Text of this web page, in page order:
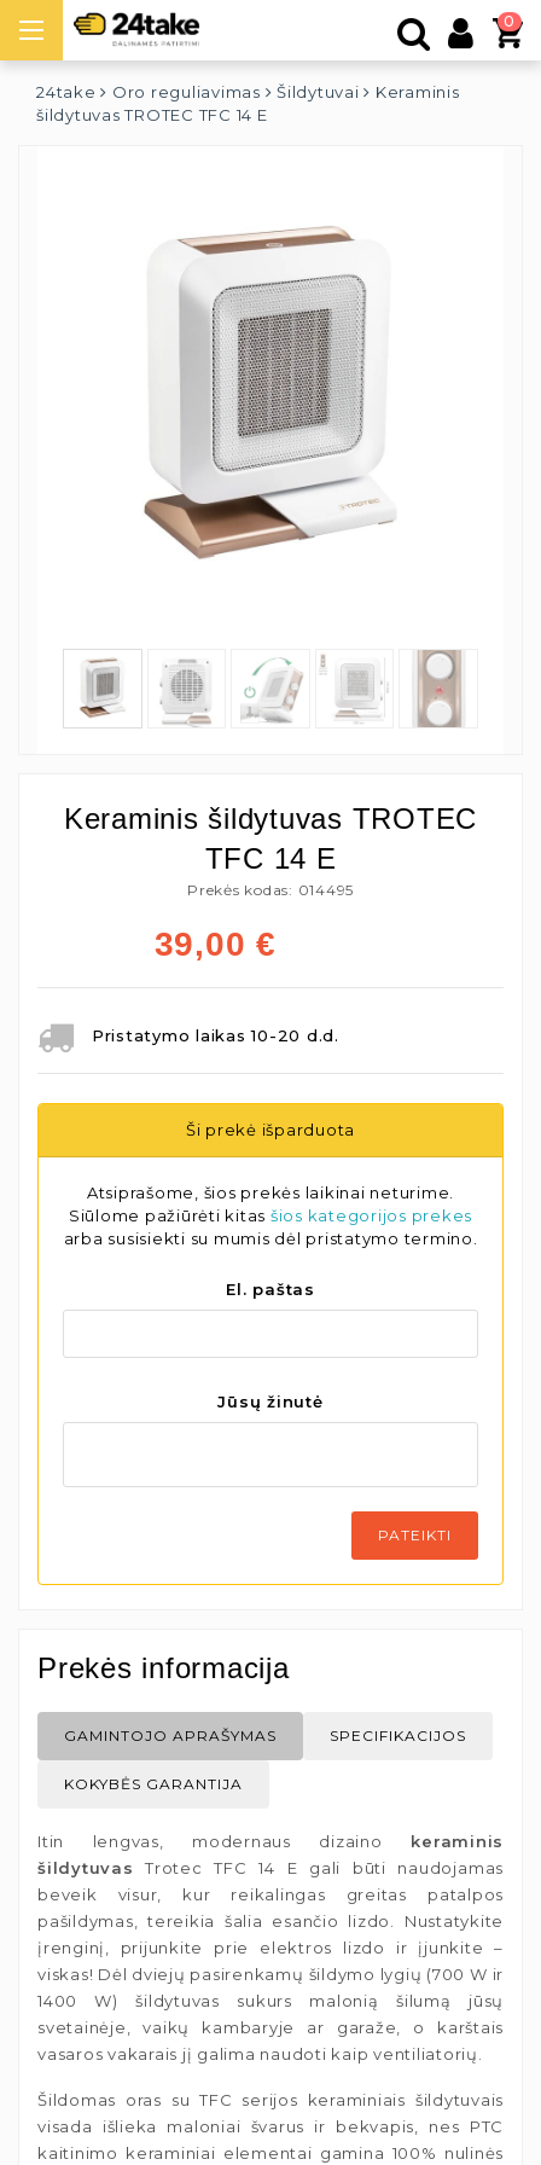
0
24take Oro reguliavimas Šildytuvai
Keraminis
šildytuvas TROTEC TFC 14 E
Keraminis šildytuvas TROTEC
TFC 14 E
Prekės kodas: 014495
39,00 €
Pristatymo laikas 10-20 d.d.
Ši prekė išparduota
Atsiprašome, šios prekės laikinai neturime.
Siūlome pažiūrėti kitas šios kategorijos prekes
arba susisiekti su mumis dėl pristatymo termino.
El. paštas
Jūsų žinutė
PATEIKTI
Prekės informacija
GAMINTOJO APRAŠYMAS SPECIFIKACIJOS
KOKYBĖS GARANTIJA
Itin lengvas, modernaus dizaino keraminis
šildytuvas Trotec TFC 14 E gali būti naudojamas
beveik visur, kur reikalingas greitas patalpos
pašildymas, tereikia šalia esančio lizdo. Nustatykite
įrenginį, prijunkite prie elektros lizdo ir įjunkite –
viskas! Dėl dviejų pasirenkamų šildymo lygių (700 W ir
1400 W) šildytuvas sukurs malonią šilumą jūsų
svetainėje, vaikų kambaryje ar garaže, o karštais
vasaros vakarais jį galima naudoti kaip ventiliatorių.
Šildomas oras su TFC serijos keraminiais šildytuvais
visada išlieka maloniai švarus ir bekvapis, nes PTC
kaitinimo keraminiai elementai gamina 100% nulinės